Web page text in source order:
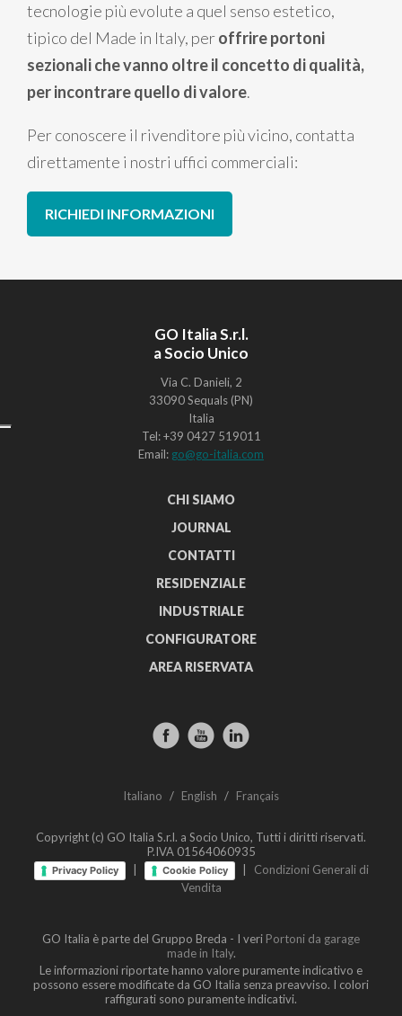
tecnologie più evolute a quel senso estetico,
tipico del Made in Italy, peroffrire portoni
sezionali che vanno oltre il concetto di qualità,
per incontrare quello di valore.
Per conoscere il rivenditore più vicino, contatta
direttamente i nostri uffici commerciali:
RICHIEDI INFORMAZIONI
GO Italia S.r.l.
a Socio Unico
Via C. Danieli, 2
33090 Sequals (PN)
Italia
Tel: +39 0427 519011
Email: go@go-italia.com
CHI SIAMO
JOURNAL
CONTATTI
RESIDENZIALE
INDUSTRIALE
CONFIGURATORE
AREA RISERVATA
Italiano / English / Français
Copyright (c) GO Italia S.r.l. a Socio Unico, Tutti i diritti riservati.
P.IVA 01564060935
Privacy Policy Cookie Policy
Condizioni Generali di
Vendita
GO Italia è parte del Gruppo Breda - I veri Portoni da garage
made in Italy.
Le informazioni riportate hanno valore puramente indicativo e
possono essere modificate da GO Italia senza preavviso. I colori
raffigurati sono puramente indicativi.